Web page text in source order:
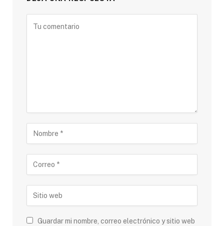
Guardar mi nombre, correo electrónico y sitio web